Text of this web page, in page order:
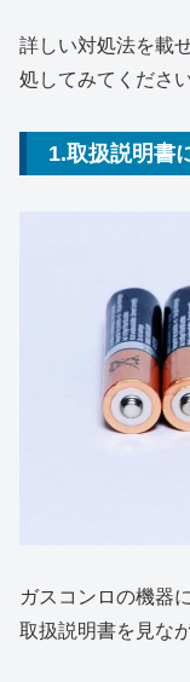
詳しい対処法を載
処してみてください
1.取扱説明書
ガスコンロの機器
取扱説明書を見な